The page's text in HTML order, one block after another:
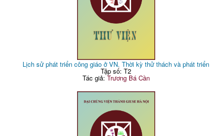
Lịch sử phát triển công giáo ở VN. Thời kỳ thử thách và phát triển
Tập số: T2
Tác giả:Trương Bá Cần